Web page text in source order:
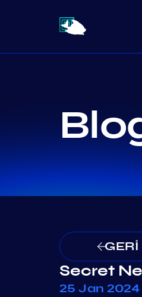
GERİ
Secret
25 Jan 2024